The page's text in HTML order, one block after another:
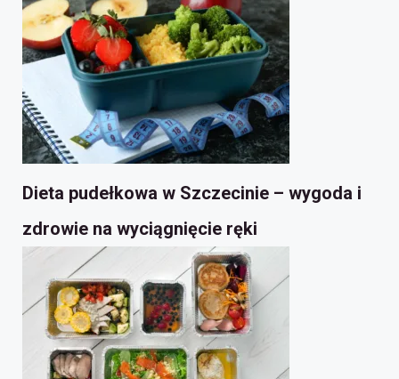
Dieta pudełkowa w Szczecinie – wygoda i
zdrowie na wyciągnięcie ręki